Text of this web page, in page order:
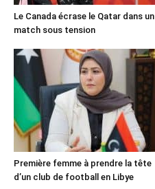
Le Canada écrase le Qatar dans un
match sous tension
Première femme à prendre la tête
d’un club de football en Libye